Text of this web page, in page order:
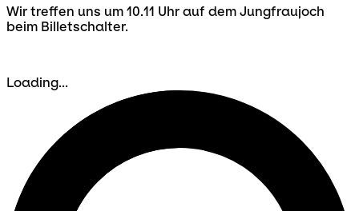
Wir treffen uns um 10.11 Uhr auf dem Jungfraujoch
beim Billetschalter.
Loading...